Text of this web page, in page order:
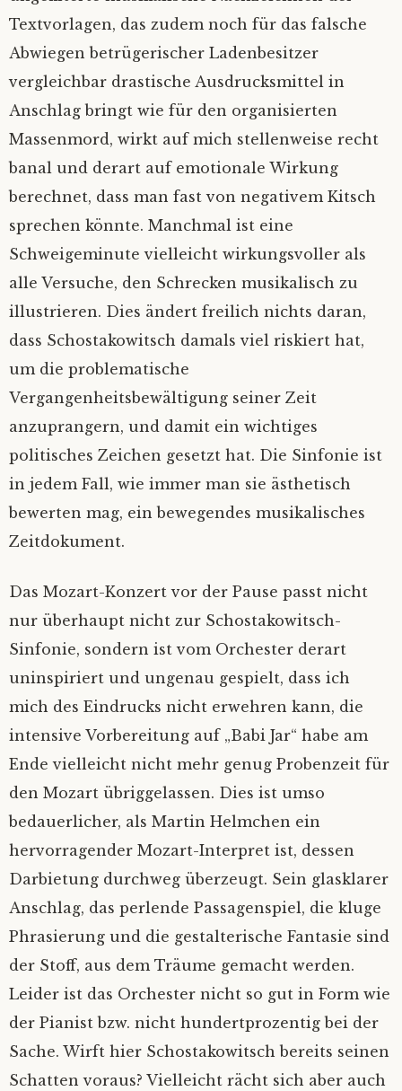
Textvorlagen, das zudem noch für das falsche
Abwiegen betrügerischer Ladenbesitzer
vergleichbar drastische Ausdrucksmittel in
Anschlag bringt wie für den organisierten
Massenmord, wirkt auf mich stellenweise recht
banal und derart auf emotionale Wirkung
berechnet, dass man fast von negativem Kitsch
sprechen könnte. Manchmal ist eine
Schweigeminute vielleicht wirkungsvoller als
alle Versuche, den Schrecken musikalisch zu
illustrieren. Dies ändert freilich nichts daran,
dass Schostakowitsch damals viel riskiert hat,
um die problematische
Vergangenheitsbewältigung seiner Zeit
anzuprangern, und damit ein wichtiges
politisches Zeichen gesetzt hat. Die Sinfonie ist
in jedem Fall, wie immer man sie ästhetisch
bewerten mag, ein bewegendes musikalisches
Zeitdokument.
Das Mozart-Konzert vor der Pause passt nicht
nur überhaupt nicht zur Schostakowitsch-
Sinfonie, sondern ist vom Orchester derart
uninspiriert und ungenau gespielt, dass ich
mich des Eindrucks nicht erwehren kann, die
intensive Vorbereitung auf „Babi Jar“ habe am
Ende vielleicht nicht mehr genug Probenzeit für
den Mozart übriggelassen. Dies ist umso
bedauerlicher, als Martin Helmchen ein
hervorragender Mozart-Interpret ist, dessen
Darbietung durchweg überzeugt. Sein glasklarer
Anschlag, das perlende Passagenspiel, die kluge
Phrasierung und die gestalterische Fantasie sind
der Stoff, aus dem Träume gemacht werden.
Leider ist das Orchester nicht so gut in Form wie
der Pianist bzw. nicht hundertprozentig bei der
Sache. Wirft hier Schostakowitsch bereits seinen
Schatten voraus? Vielleicht rächt sich aber auch